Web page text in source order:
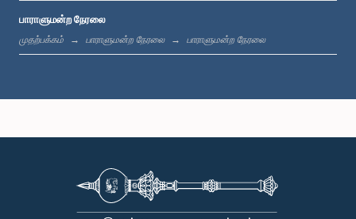
பி.ப. 1:20 - பி.ப. 1:31
பி.ப. 1:57 - பி.ப. 2:05
பாராளுமன்ற நேரலை
முதற்பக்கம் பாராளுமன்ற நேரலை பாராளுமன்ற நேரலை